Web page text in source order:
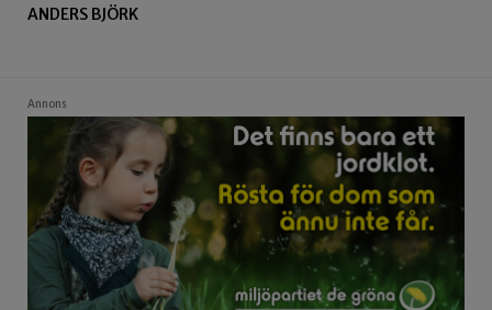
ANDERS BJÖRK
Annons